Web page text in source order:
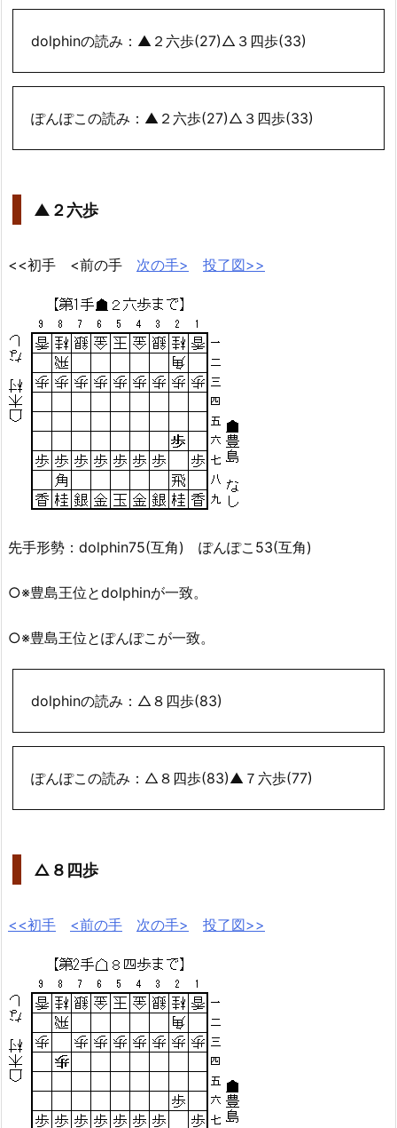
dolphinの読み：▲２六歩(27)△３四歩(33)
ぽんぽこの読み：▲２六歩(27)△３四歩(33)
▲２六歩
<<初手 <前の手 次の手> 投了図>>
先手形勢：dolphin75(互角) ぽんぽこ53(互角)
○※豊島王位とdolphinが一致。
○※豊島王位とぽんぽこが一致。
dolphinの読み：△８四歩(83)
ぽんぽこの読み：△８四歩(83)▲７六歩(77)
△８四歩
<<初手 <前の手 次の手> 投了図>>